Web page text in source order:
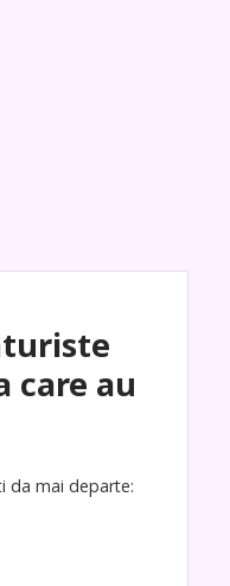
care au
da mai departe: